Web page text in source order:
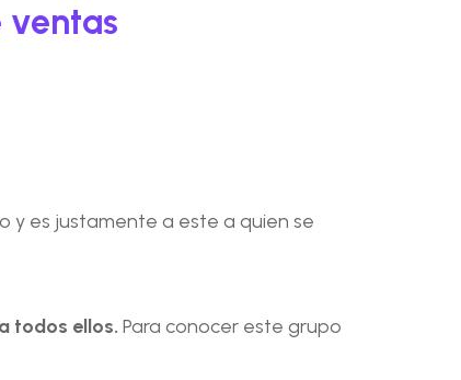
ventas
y es justamente a este a quien se
todos ellos. Para conocer este grupo